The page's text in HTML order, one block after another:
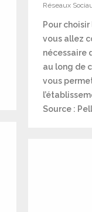
Réseaux
Pour
vous allez
nécessaire
au long de
vous
Source :